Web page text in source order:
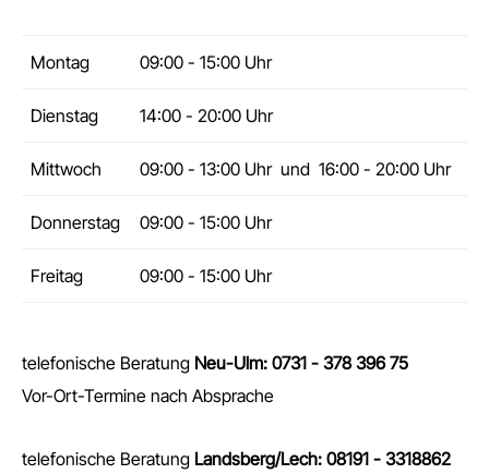
Montag 09:00 - 15:00 Uhr
Dienstag 14:00 - 20:00 Uhr
Mittwoch 09:00 - 13:00 Uhr und 16:00 - 20:00 Uhr
Donnerstag 09:00 - 15:00 Uhr
Freitag 09:00 - 15:00 Uhr
telefonische Beratung Neu-Ulm: 0731 - 378 396 75
Vor-Ort-Termine nach Absprache
telefonische Beratung Landsberg/Lech: 08191 - 3318862